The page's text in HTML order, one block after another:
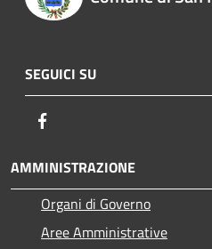
SEGUICI SU
AMMINISTRAZIONE
Organi di Governo
Aree Amministrative